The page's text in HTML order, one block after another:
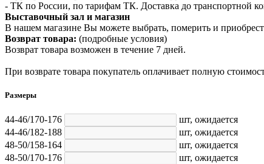
- ТК по России, по тарифам ТК. Доставка до транспортной
Выставочный зал и магазин
В нашем магазине Вы можете выбрать, померить и
Возврат товара: (подробные условия)
Возврат товара возможен в течение 7 дней.
При возврате товара покупатель оплачивает полную
Размеры
44-46/170-176 шт, ожидается
44-46/182-188
шт, ожидается
48-50/158-164
шт, ожидается
48-50/170-176
шт, ожидается